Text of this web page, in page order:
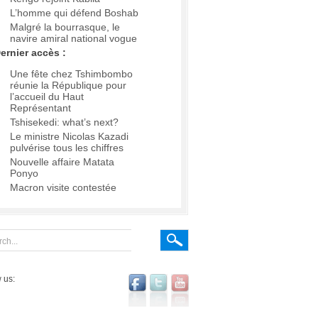
L’homme qui défend Boshab
Malgré la bourrasque, le
navire amiral national vogue
accès :
Une fête chez Tshimbombo
réunie la République pour
l’accueil du Haut
Représentant
Tshisekedi: what’s next?
Le ministre Nicolas Kazadi
pulvérise tous les chiffres
Nouvelle affaire Matata
Ponyo
Macron visite contestée
us: